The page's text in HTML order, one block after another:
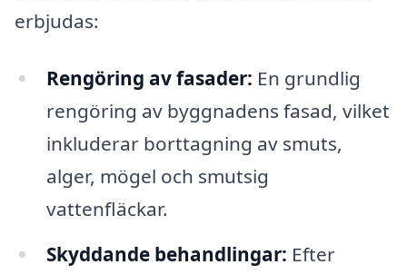
erbjudas:
Rengöring av fasader: En grundlig
rengöring av byggnadens fasad, vilket
inkluderar borttagning av smuts,
alger, mögel och smutsig
vattenfläckar.
Skyddande behandlingar: Efter